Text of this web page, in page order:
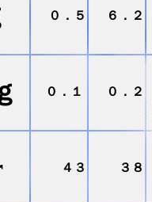
０．５ ６．２
０．１ ０．２
４３ ３８